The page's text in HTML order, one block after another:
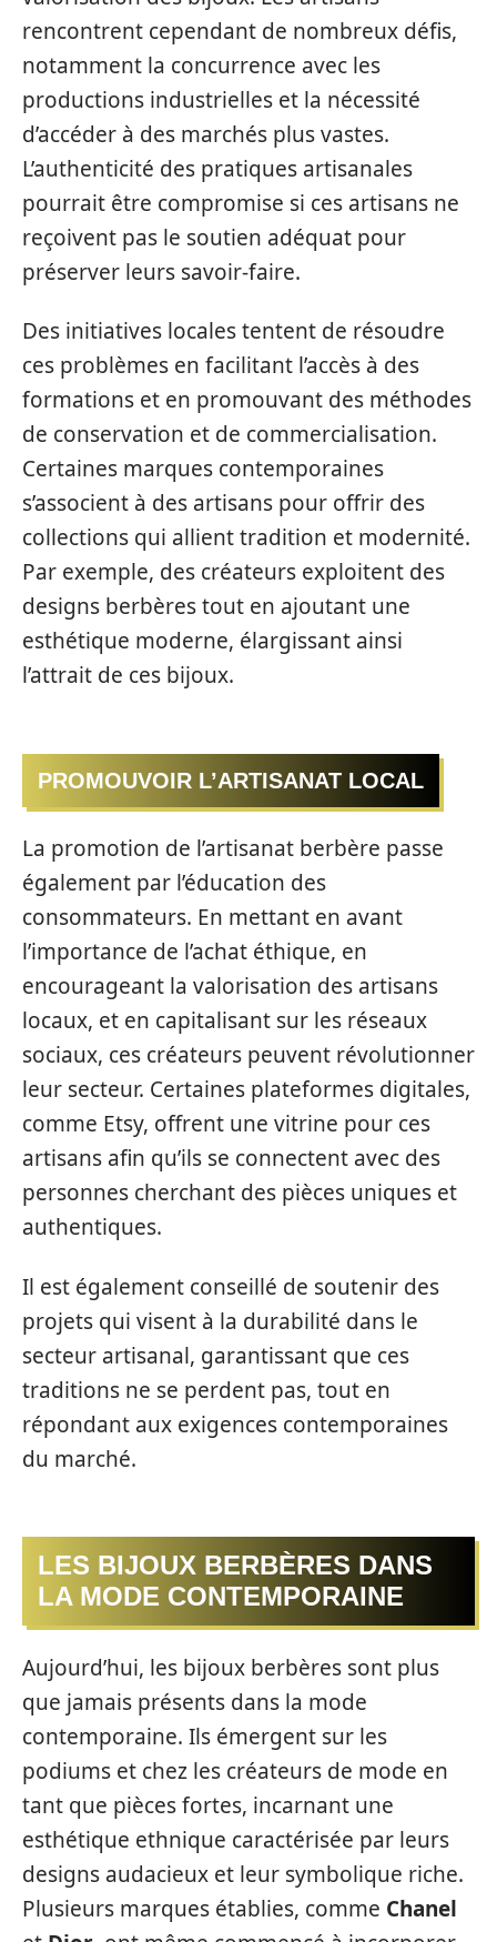
rencontrent cependant de nombreux défis,
notamment la concurrence avec les
productions industrielles et la nécessité
d’accéder à des marchés plus vastes.
L’authenticité des pratiques artisanales
pourrait être compromise si ces artisans ne
reçoivent pas le soutien adéquat pour
préserver leurs savoir-faire.
Des initiatives locales tentent de résoudre
ces problèmes en facilitant l’accès à des
formations et en promouvant des méthodes
de conservation et de commercialisation.
Certaines marques contemporaines
s’associent à des artisans pour offrir des
collections qui allient tradition et modernité.
Par exemple, des créateurs exploitent des
designs berbères tout en ajoutant une
esthétique moderne, élargissant ainsi
l’attrait de ces bijoux.
PROMOUVOIR L’ARTISANAT LOCAL
La promotion de l’artisanat berbère passe
également par l’éducation des
consommateurs. En mettant en avant
l’importance de l’achat éthique, en
encourageant la valorisation des artisans
locaux, et en capitalisant sur les réseaux
sociaux, ces créateurs peuvent révolutionner
leur secteur. Certaines plateformes digitales,
comme Etsy, offrent une vitrine pour ces
artisans afin qu’ils se connectent avec des
personnes cherchant des pièces uniques et
authentiques.
Il est également conseillé de soutenir des
projets qui visent à la durabilité dans le
secteur artisanal, garantissant que ces
traditions ne se perdent pas, tout en
répondant aux exigences contemporaines
du marché.
LES BIJOUX BERBÈRES DANS
LA MODE CONTEMPORAINE
Aujourd’hui, les bijoux berbères sont plus
que jamais présents dans la mode
contemporaine. Ils émergent sur les
podiums et chez les créateurs de mode en
tant que pièces fortes, incarnant une
esthétique ethnique caractérisée par leurs
designs audacieux et leur symbolique riche.
Plusieurs marques établies, comme Chanel